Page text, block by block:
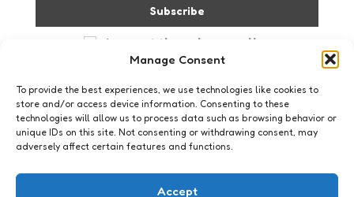
Manage Consent
To provide the best experiences, we use technologies like cookies to
store and/or access device information. Consenting to these
technologies will allow us to process data such as browsing behavior or
unique IDs on this site. Not consenting or withdrawing consent, may
adversely affect certain features and functions.
Accept
I accept the privacy policy
In mijn mopjes